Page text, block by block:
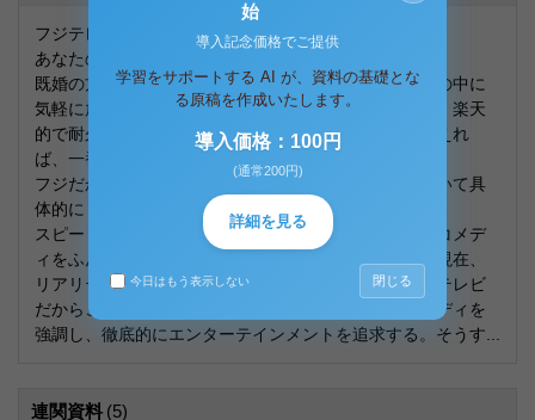
フジテレビ
あなたの取り扱い説明書（100文字以内）
既婚の方、１８歳未満の方でも扱える簡単設計。集団の中に
気軽に放り込めば、全力で集団を楽しく円滑にします。楽天
的で耐久性に優れますが、飴と鞭を３：７の割合で与えれ
ば、一番能力を発揮・維持できます。
フジだからこそできる番組、フジでやりたい番組について具
体的に（200文字以内）
スピード、スリル、サスペンスを基調にアクションとコメデ
ィをふんだんに盛り込んだ刑事ドラマを制作したい。現在、
リアリティを追求したドラマが主流だが、それよりもテレビ
だからこそできるストーリー展開、アクション、コメディを
強調し、徹底的にエンターテインメントを追求する。そうす...
連関資料 (5)
始
導入記念価格でご提供
学習をサポートする AI が、資料の基礎とな
る原稿を作成いたします。
導入価格：100円
(通常200円)
詳細を見る
今日はもう表示しない 閉じる